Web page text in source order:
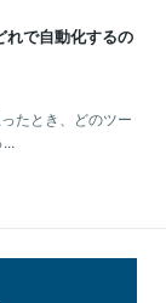
れで自動化するの
たとき、どのツー